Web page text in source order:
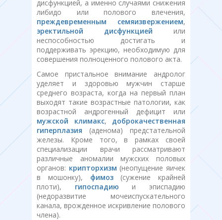
дисфункцией, а именно случаями снижения
либидо или полового влечения,
преждевременным семяизвержением,
эректильной дисфункцией или
неспособностью достигать и
поддерживать эрекцию, необходимую для
совершения полноценного полового акта.
Самое пристальное внимание андролог
уделяет и здоровью мужчин старше
среднего возраста, когда на первый план
выходят такие возрастные патологии, как
возрастной андрогенный дефицит или
мужской климакс, доброкачественная
гиперплазия (аденома) предстательной
железы. Кроме того, в рамках своей
специализации врачи рассматривают
различные аномалии мужских половых
органов: крипторхизм (неопущение яичек
в мошонку), фимоз(сужение крайней
плоти), гипоспадию и эписпадию
(недоразвитие мочеиспускательного
канала, врожденное искривление полового
члена).